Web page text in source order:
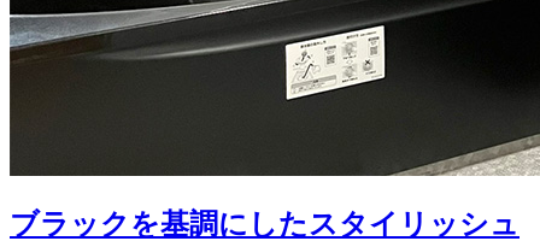
ブラックを基調にしたスタイリッシュ